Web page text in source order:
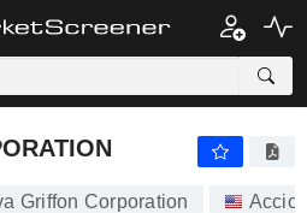
Griffon Corporation